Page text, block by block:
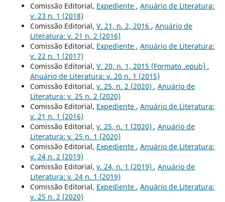
Comissão Editorial, Expediente , Anuário de Literatura:
v. 23 n. 1 (2018)
Comissão Editorial, V. 21, n. 2, 2016 , Anuário de
Literatura: v. 21 n. 2 (2016)
Comissão Editorial, Expediente , Anuário de Literatura:
v. 22 n. 1 (2017)
Comissão Editorial, V. 20, n. 1, 2015 (Formato .epub) ,
Anuário de Literatura: v. 20 n. 1 (2015)
Comissão Editorial, v. 25, n. 2 (2020) , Anuário de
Literatura: v. 25 n. 2 (2020)
Comissão Editorial, Expediente , Anuário de Literatura:
v. 21 n. 1 (2016)
Comissão Editorial, v. 25, n. 1 (2020) , Anuário de
Literatura: v. 25 n. 1 (2020)
Comissão Editorial, Expediente , Anuário de Literatura:
v. 24 n. 2 (2019)
Comissão Editorial, v. 24, n. 1 (2019) , Anuário de
Literatura: v. 24 n. 1 (2019)
Comissão Editorial, Expediente , Anuário de Literatura:
v. 25 n. 2 (2020)